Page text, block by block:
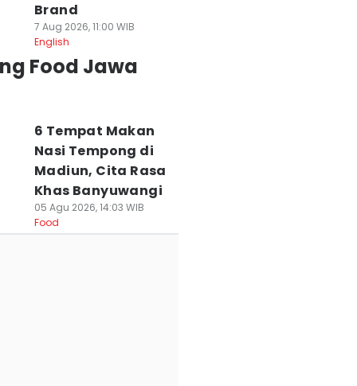
Brand
7 Aug 2026, 11:00 WIB
English
Food Jawa
6 Tempat Makan
Nasi Tempong di
Madiun, Cita Rasa
Khas Banyuwangi
05 Agu 2026, 14:03 WIB
Food